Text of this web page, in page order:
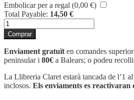
Embolicar per a regal (0,00 €)
Total Payable: 14,50 €
quantitat
de
EL
CAPITÀ
CALÇOTETS
I
LA
TERRIBLE
Comprar
Enviament gratuït en comandes
peninsular i 80€ a Balears; o podeu
La Llibreria Claret estarà tancada de l’1
inclosos. Els enviaments es reactivaran